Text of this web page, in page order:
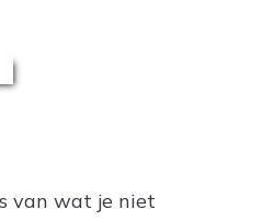
van wat je niet